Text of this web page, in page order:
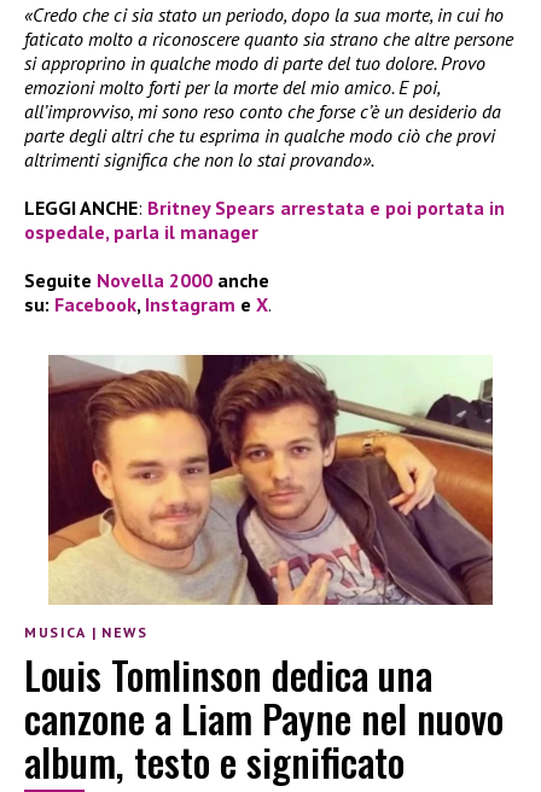
«Credo che ci sia stato un periodo, dopo la sua morte, in cui ho
faticato molto a riconoscere quanto sia strano che altre persone
si approprino in qualche modo di parte del tuo dolore. Provo
emozioni molto forti per la morte del mio amico. E poi,
all’improvviso, mi sono reso conto che forse c’è un desiderio da
parte degli altri che tu esprima in qualche modo ciò che provi
altrimenti significa che non lo stai provando».
LEGGI ANCHE: Britney Spears arrestata e poi portata in
ospedale, parla il manager
Seguite Novella 2000 anche
su: Facebook, Instagram e X.
MUSICA | NEWS
Louis Tomlinson dedica una
canzone a Liam Payne nel nuovo
album, testo e significato